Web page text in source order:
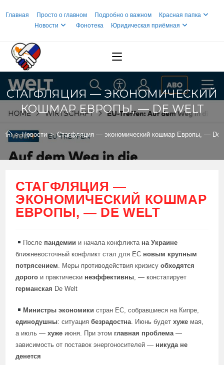
Главная Просто о главном Подробно о важном
Красная папка
Новости
Фонотека Юридическая приёмная
СТАГФЛЯЦИЯ — ЭКОНОМИЧЕСКИЙ
КОШМАР ЕВРОПЫ, — DE WELT
> Новости > Стагфляция — экономический кошмар Европы, — De
СТАГФЛЯЦИЯ —
ЭКОНОМИЧЕСКИЙ КОШМАР
ЕВРОПЫ, — DE WELT
После пандемии и начала конфликта на Украине
ближневосточный конфликт стал для ЕС новым крупным
потрясением. Меры противодействия кризисуобходятся
дорого и практически неэффективны, — констатирует
германская De Welt
Министры экономики стран ЕС, собравшиеся на Кипре,
единодушны: ситуациябезрадостна. Июнь будетхуже мая,
а июль —хуже июня. При этом главная проблема—
зависимость от поставок энергоносителей — никуда не
денется